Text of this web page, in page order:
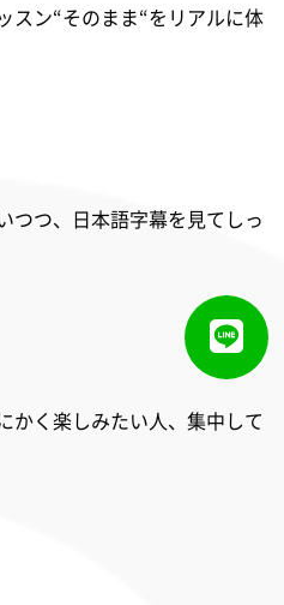
スン“そのまま“をリアルに体
つつ、日本語字幕を見てしっ
かく楽しみたい人、集中して